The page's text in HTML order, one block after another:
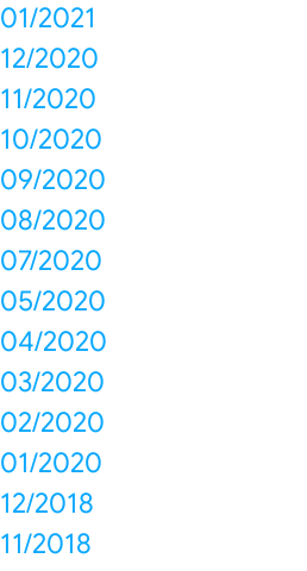
01/2021
12/2020
11/2020
10/2020
09/2020
08/2020
07/2020
05/2020
04/2020
03/2020
02/2020
01/2020
12/2018
11/2018